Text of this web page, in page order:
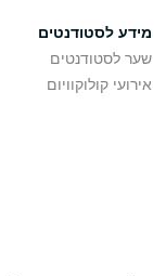
מידע לסטודנטים
שער לסטודנטים
אירועי קולוקוויום